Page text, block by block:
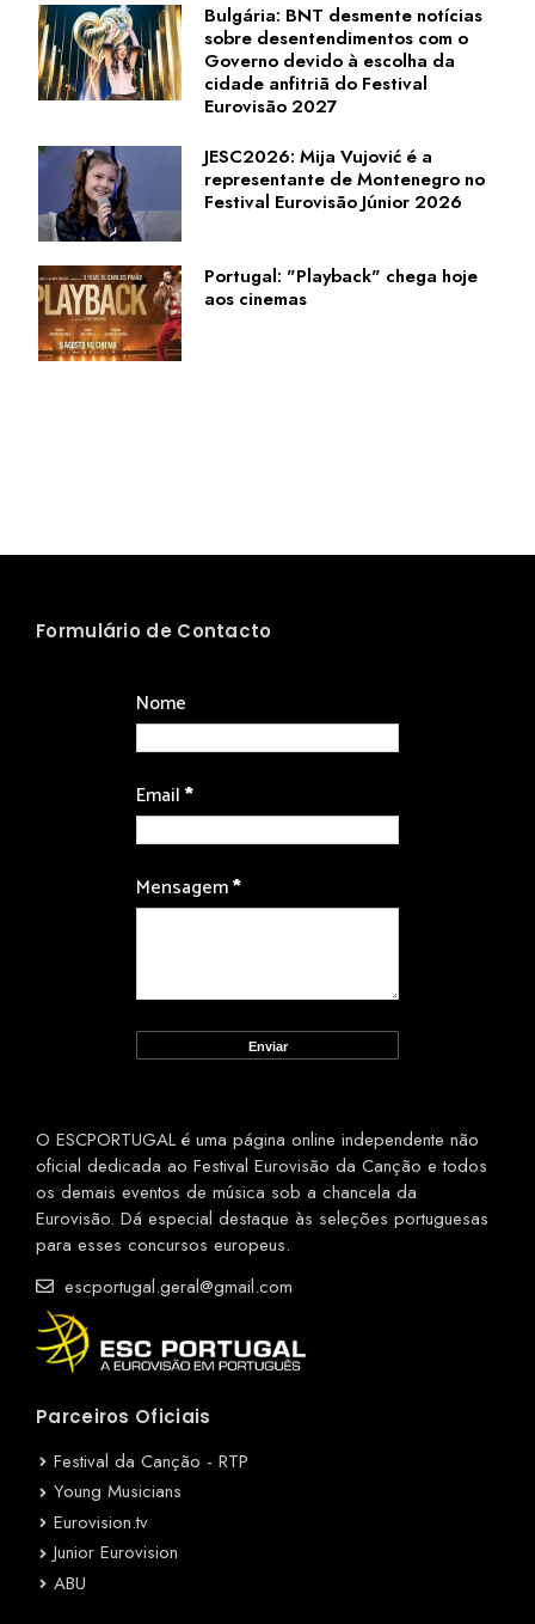
Bulgária: BNT desmente notícias
sobre desentendimentos com o
Governo devido à escolha da
cidade anfitriã do Festival
Eurovisão 2027
JESC2026: Mija Vujović é a
representante de Montenegro no
Festival Eurovisão Júnior 2026
Portugal: "Playback" chega hoje
aos cinemas
Formulário de Contacto
Nome
Email*
Mensagem*
O ESCPORTUGAL é uma página online independente não
oficial dedicada ao Festival Eurovisão da Canção e todos
os demais eventos de música sob a chancela da
Eurovisão. Dá especial destaque às seleções portuguesas
para esses concursos europeus.
escportugal.geral@gmail.com
Parceiros Oficiais
Festival da Canção - RTP
Young Musicians
Eurovision.tv
Junior Eurovision
ABU